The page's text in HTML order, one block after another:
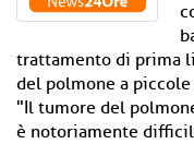
trattamento di prima
del polmone a
"Il tumore del
è notoriamente